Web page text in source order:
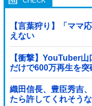
【言葉狩り】「ママ
えない
【衝撃】YouTuber
だけで600万再生を
でいいんだよなw w
織田信長、豊臣秀吉
たら許してくれそう